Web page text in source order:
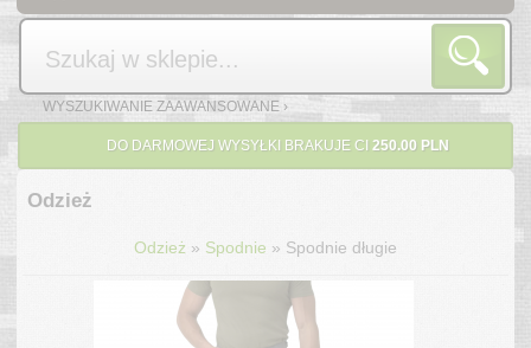
Szukaj
WYSZUKIWANIE ZAAWANSOWANE ›
DO DARMOWEJ WYSYŁKI BRAKUJE CI 250.00 PLN
Odzież
Odzież » Spodnie » Spodnie długie